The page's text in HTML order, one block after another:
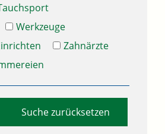
Werkzeuge
Zahnärzte
Suche zurücksetzen